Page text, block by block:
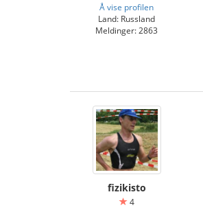
Å vise profilen
Land: Russland
Meldinger: 2863
fizikisto
4